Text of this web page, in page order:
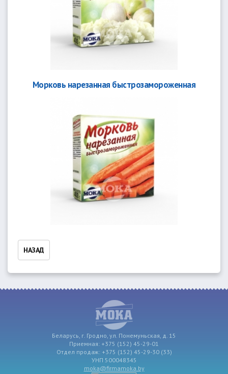
Морковь нарезанная быстрозамороженная
НАЗАД
Беларусь, г. Гродно, ул. Понемуньская, д. 15
Приемная: +375 (152) 45-29-01
Отдел продаж: +375 (152) 45-29-30 (33)
УНП 500048345
moka@firmamoka.by